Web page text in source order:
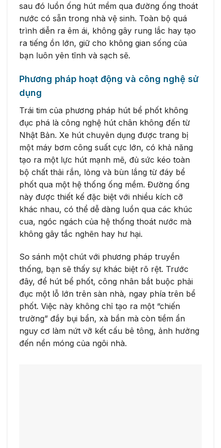
sau đó luồn ống hút mềm qua đường ống thoát
nước có sẵn trong nhà vệ sinh. Toàn bộ quá
trình diễn ra êm ái, không gây rung lắc hay tạo
ra tiếng ồn lớn, giữ cho không gian sống của
bạn luôn yên tĩnh và sạch sẽ.
Phương pháp hoạt động và công nghệ sử
dụng
Trái tim của phương pháp hút bể phốt không
đục phá là công nghệ hút chân không đến từ
Nhật Bản. Xe hút chuyên dụng được trang bị
một máy bơm công suất cực lớn, có khả năng
tạo ra một lực hút mạnh mẽ, đủ sức kéo toàn
bộ chất thải rắn, lỏng và bùn lắng từ đáy bể
phốt qua một hệ thống ống mềm. Đường ống
này được thiết kế đặc biệt với nhiều kích cỡ
khác nhau, có thể dễ dàng luồn qua các khúc
cua, ngóc ngách của hệ thống thoát nước mà
không gây tắc nghẽn hay hư hại.
So sánh một chút với phương pháp truyền
thống, bạn sẽ thấy sự khác biệt rõ rệt. Trước
đây, để hút bể phốt, công nhân bắt buộc phải
đục một lỗ lớn trên sàn nhà, ngay phía trên bể
phốt. Việc này không chỉ tạo ra một “chiến
trường” đầy bụi bẩn, xà bần mà còn tiềm ẩn
nguy cơ làm nứt vỡ kết cấu bê tông, ảnh hưởng
đến nền móng của ngôi nhà.